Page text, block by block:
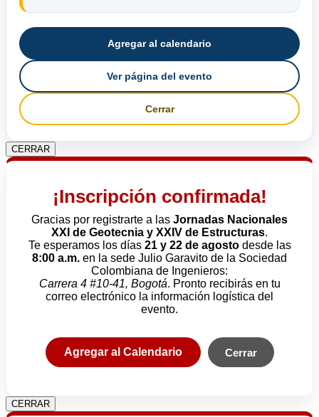
Agregar al calendario
Ver página del evento
Cerrar
CERRAR
¡Inscripción confirmada!
Gracias por registrarte a las Jornadas Nacionales
XXI de Geotecnia y XXIV de Estructuras.
Te esperamos los días 21 y 22 de agostodesde las
8:00 a.m. en la sede Julio Garavito de la Sociedad
Colombiana de Ingenieros:
Carrera 4 #10-41, Bogotá. Pronto recibirás en tu
correo electrónico la información logística del
evento.
Agregar al Calendario Cerrar
CERRAR